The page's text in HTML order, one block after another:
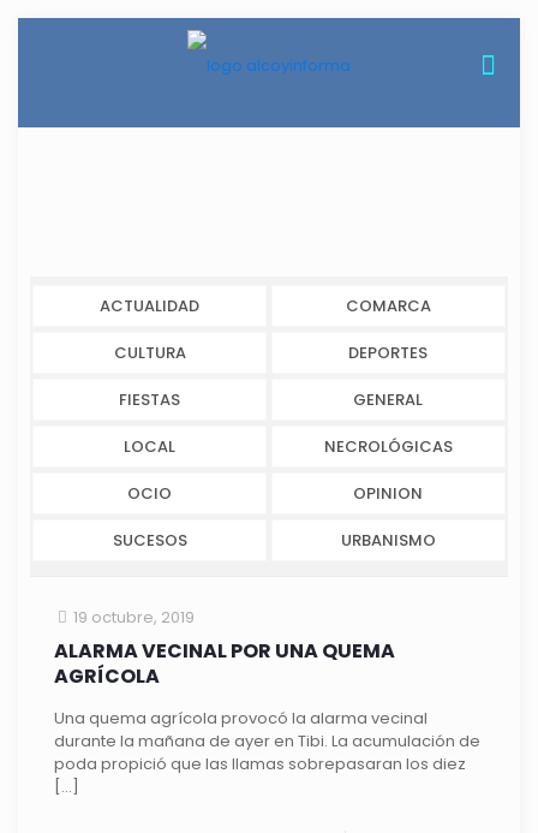
ACTUALIDAD COMARCA
CULTURA DEPORTES
FIESTAS GENERAL
LOCAL NECROLÓGICAS
OCIO OPINION
SUCESOS URBANISMO
19 octubre, 2019
ALARMA VECINAL POR UNA QUEMA
AGRÍCOLA
Una quema agrícola provocó la alarma vecinal
durante la mañana de ayer en Tibi. La acumulación de
poda propició que las llamas sobrepasaran los diez
[…]